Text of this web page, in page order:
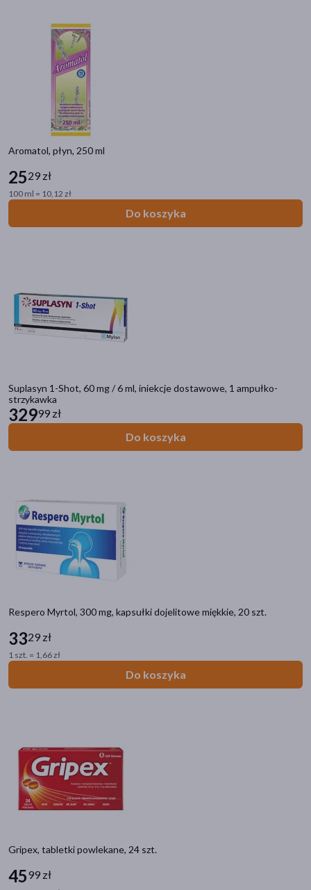
Aromatol, płyn, 250 ml
2529 zł
100 ml = 10,12 zł
Do koszyka
Suplasyn 1-Shot, 60 mg / 6 ml, iniekcje dostawowe, 1 ampułko-
strzykawka
32999 zł
Do koszyka
Respero Myrtol, 300 mg, kapsułki dojelitowe miękkie, 20 szt.
3329 zł
1 szt. = 1,66 zł
Do koszyka
Gripex, tabletki powlekane, 24 szt.
4599 zł